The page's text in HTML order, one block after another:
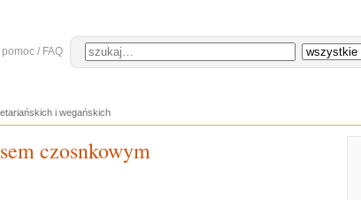
pomoc / FAQ
i wegańskich
czosnkowym